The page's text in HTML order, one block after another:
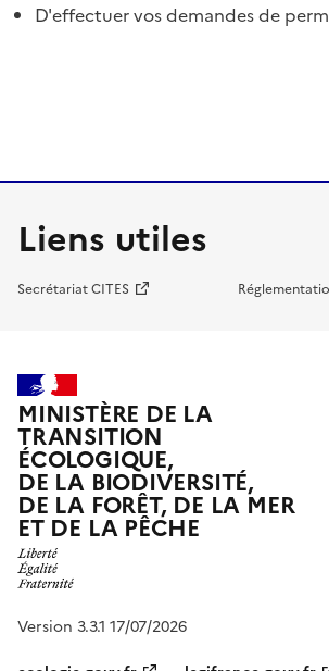
D'effectuer vos demandes de
Liens utiles
Secrétariat CITES
MINISTÈRE DE LA
TRANSITION
ÉCOLOGIQUE,
DE LA BIODIVERSITÉ,
DE LA FORÊT, DE LA MER
ET DE LA PÊCHE
Version 3.3.1 17/07/2026